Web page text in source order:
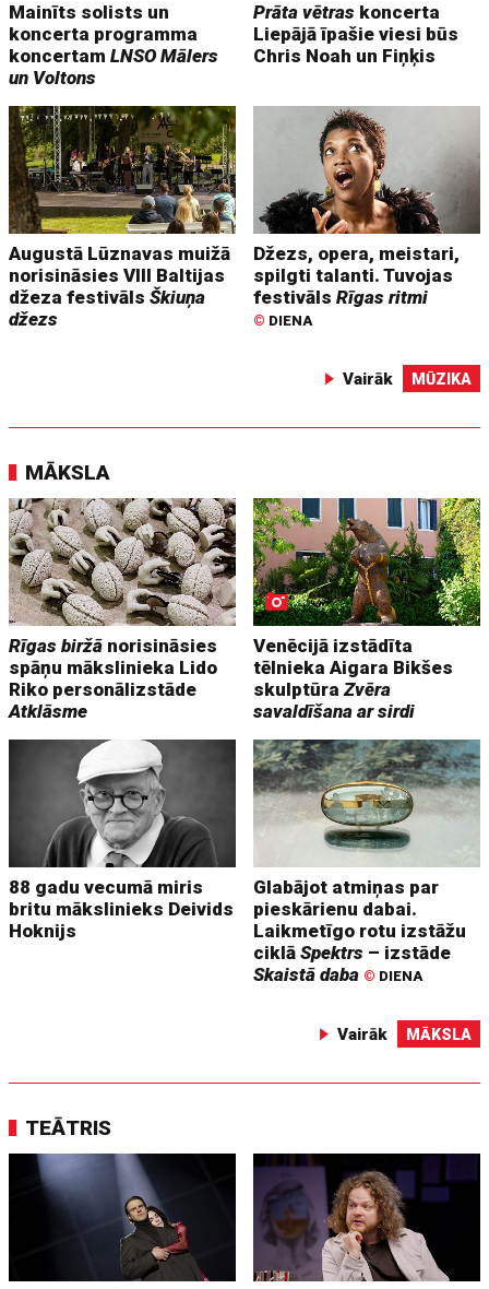
Mainīts solists un
koncerta programma
koncertamLNSO Mālers
un Voltons
Prāta vētras koncerta
Liepājā īpašie viesi būs
Chris Noah un Fiņķis
Augustā Lūznavas muižā
norisināsies VIII Baltijas
džeza festivālsŠkiuņa
džezs
Džezs, opera, meistari,
spilgti talanti. Tuvojas
festivālsRīgas ritmi
© DIENA
Vairāk MŪZIKA
MĀKSLA
Rīgas biržā norisināsies
spāņu mākslinieka Lido
Riko personālizstāde
Atklāsme
Venēcijā izstādīta
tēlnieka Aigara Bikšes
skulptūraZvēra
savaldīšana ar sirdi
88 gadu vecumā miris
britu mākslinieks Deivids
Hoknijs
Glabājot atmiņas par
pieskārienu dabai.
Laikmetīgo rotu izstāžu
ciklāSpektrs – izstāde
Skaistā daba © DIENA
Vairāk MĀKSLA
TEĀTRIS